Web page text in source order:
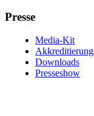
Presse
Media-Kit
Akkreditierung
Downloads
Presseshow